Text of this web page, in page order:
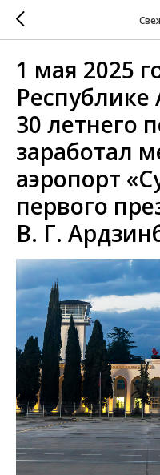
1 мая 2025
Республике
30 летнего
заработал
аэропорт
первого
В. Г.